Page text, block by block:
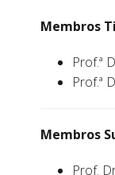
Membros
Prof.ª
Prof.ª
Membros
Prof.